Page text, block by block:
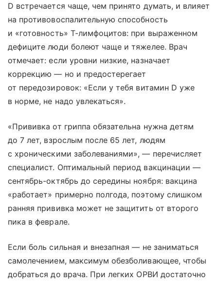
D встречается чаще, чем принято думать, и влияет
на противовоспалительную способность
и «готовность» Т-лимфоцитов: при выраженном
дефиците люди болеют чаще и тяжелее. Врач
отмечает: если уровни низкие, назначает
коррекцию — но и предостерегает
от передозировок: «Если у тебя витамин D уже
в норме, не надо увлекаться».
«Прививка от гриппа обязательна нужна детям
до 7 лет, взрослым после 65 лет, людям
с хроническими заболеваниями», — перечисляет
специалист. Оптимальный период вакцинации —
сентябрь-октябрь до середины ноября: вакцина
«работает» примерно полгода, поэтому слишком
ранняя прививка может не защитить от второго
пика в феврале.
Если боль сильная и внезапная — не заниматься
самолечением, максимум обезболивающее, чтобы
добраться до врача. При легких ОРВИ достаточно